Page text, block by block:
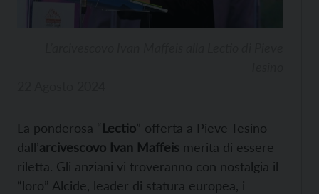
La ponderosa “Lectio” offerta a Pieve Tesino
dall’arcivescovo Ivan Maffeis merita di essere
riletta. Gli anziani vi troveranno con nostalgia il
“loro” Alcide, leader di statura europea, i